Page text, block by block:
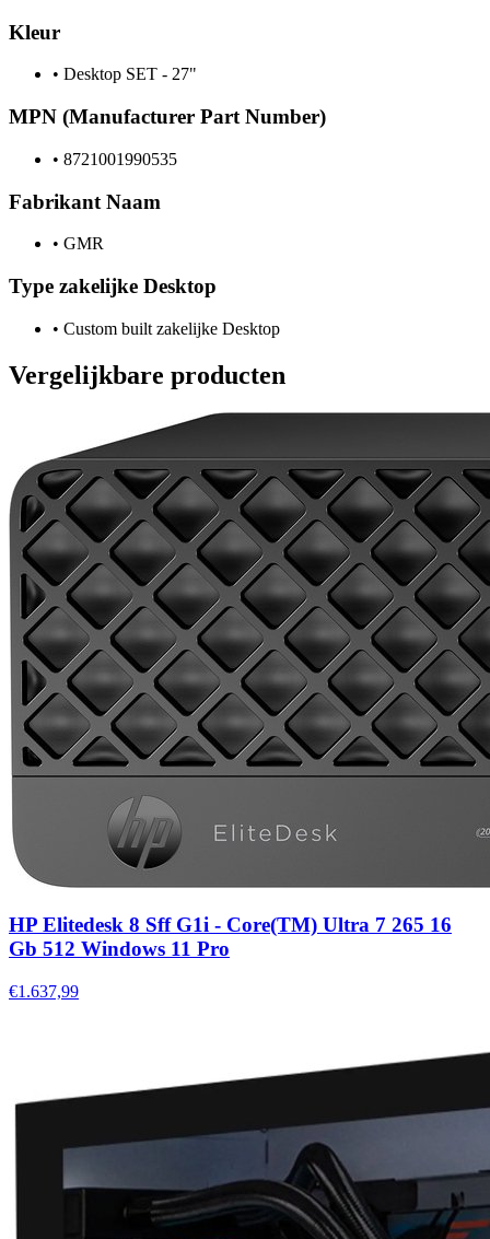
Kleur
• Desktop SET - 27"
MPN (Manufacturer Part Number)
• 8721001990535
Fabrikant Naam
• GMR
Type zakelijke Desktop
• Custom built zakelijke Desktop
Vergelijkbare producten
HP Elitedesk 8 Sff G1i - Core(TM) Ultra 7 265 16
Gb 512 Windows 11 Pro
€1.637,99